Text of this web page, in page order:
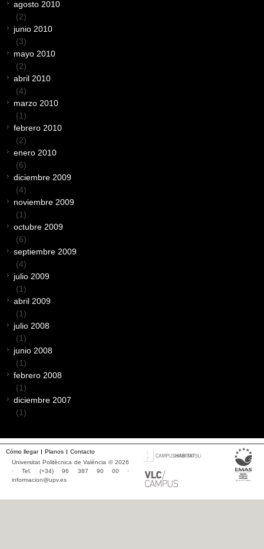
agosto 2010
(2)
junio 2010
(3)
mayo 2010
(2)
abril 2010
(4)
marzo 2010
(1)
febrero 2010
(2)
enero 2010
(6)
diciembre 2009
(4)
noviembre 2009
(1)
octubre 2009
(6)
septiembre 2009
(4)
julio 2009
(1)
abril 2009
(1)
julio 2008
(1)
junio 2008
(1)
febrero 2008
(1)
diciembre 2007
(1)
Cómo llegar Planos
Contacto
Universitat Politècnica de València © 2026
· Tel. (+34) 96 387 90 00 ·
informacion@upv.es